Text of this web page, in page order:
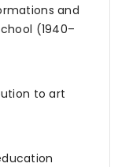
and
(1940–
to art